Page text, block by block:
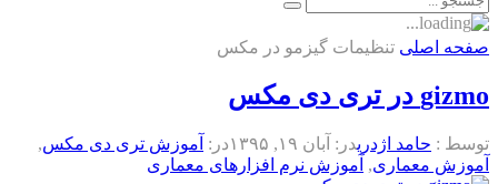
صفحه اصلی تنظیمات گیزمو در مکس
gizmo در تری دی مکس
توسط : حامد اژدریدر: آبان ۱۹, ۱۳۹۵ در: آموزش تری دی مکس,
آموزش معماری, آموزش نرم افزارهای معماری